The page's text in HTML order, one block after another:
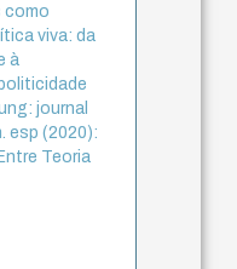
como
viva: da
à
journal
esp (2020):
Teoria